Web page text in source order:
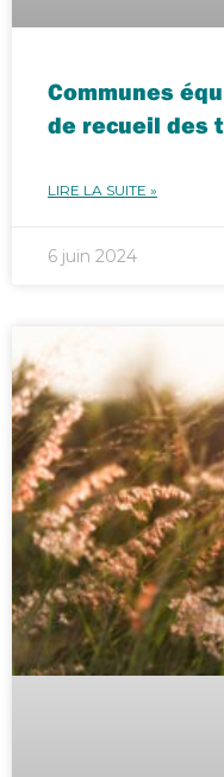
Communes
de recueil des
LIRE LA SUITE »
6 juin 2024